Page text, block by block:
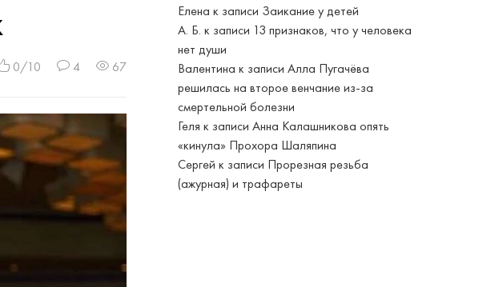
Елена к записи Заикание у детей
А. Б. к записи 13 признаков, что у человека
нет души
Валентина к записиАлла Пугачёва
решилась на второе венчание из-за
смертельной болезни
Геля к записиАнна Калашникова опять
«кинула» Прохора Шаляпина
Сергей к записи Прорезная резьба
(ажурная) и трафареты
0/10 4 67